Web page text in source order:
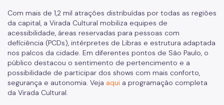
Com mais de 1,2 mil atrações distribuídas por todas as regiões
da capital, a Virada Cultural mobiliza equipes de
acessibilidade, áreas reservadas para pessoas com
deficiência (PCDs), intérpretes de Libras e estrutura adaptada
nos palcos da cidade. Em diferentes pontos de São Paulo, o
público destacou o sentimento de pertencimento e a
possibilidade de participar dos shows com mais conforto,
segurança e autonomia. Veja aqui a programação completa
da Virada Cultural.